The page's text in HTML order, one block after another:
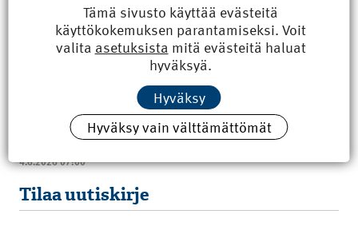
Uusimmat
Kyberisku kiinteistötietoihin haittaisi energiarakentamista
8.6.2026 15:21
100 vuotta sitten: Rajajoen uusi rautatiesilta
4.6.2026 07:00
Tilaa uutiskirje
Tämä sivusto käyttää evästeitä
käyttökokemuksen parantamiseksi. Voit
valita asetuksista mitä evästeitä haluat
hyväksyä.
Hyväksy
Hyväksy vain välttämättömät